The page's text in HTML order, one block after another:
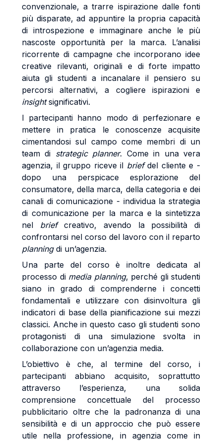
convenzionale, a trarre ispirazione dalle fonti
più disparate, ad appuntire la propria capacità
di introspezione e immaginare anche le più
nascoste opportunità per la marca. L’analisi
ricorrente di campagne che incorporano idee
creative rilevanti, originali e di forte impatto
aiuta gli studenti a incanalare il pensiero su
percorsi alternativi, a cogliere ispirazioni e
insightsignificativi.
I partecipanti hanno modo di perfezionare e
mettere in pratica le conoscenze acquisite
cimentandosi sul campo come membri di un
team di strategic planner. Come in una vera
agenzia, il gruppo riceve il briefdel cliente e -
dopo una perspicace esplorazione del
consumatore, della marca, della categoria e dei
canali di comunicazione - individua la strategia
di comunicazione per la marca e la sintetizza
nel briefcreativo, avendo la possibilità di
confrontarsi nel corso del lavoro con il reparto
planningdi un’agenzia.
Una parte del corso è inoltre dedicata al
processo di media planning, perché gli studenti
siano in grado di comprenderne i concetti
fondamentali e utilizzare con disinvoltura gli
indicatori di base della pianificazione sui mezzi
classici. Anche in questo caso gli studenti sono
protagonisti di una simulazione svolta in
collaborazione con un’agenzia media.
L’obiettivo è che, al termine del corso, i
partecipanti abbiano acquisito, soprattutto
attraverso l’esperienza, una solida
comprensione concettuale del processo
pubblicitario oltre che la padronanza di una
sensibilità e di un approccio che può essere
utile nella professione, in agenzia come in